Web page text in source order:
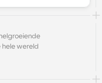
hele wereld